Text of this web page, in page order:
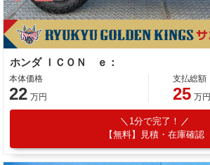
ホンダ ＩＣＯＮ ｅ：
本体価格
22 万円
支払総額
25 万円
1分で完了！
【無料】見積・在庫確認